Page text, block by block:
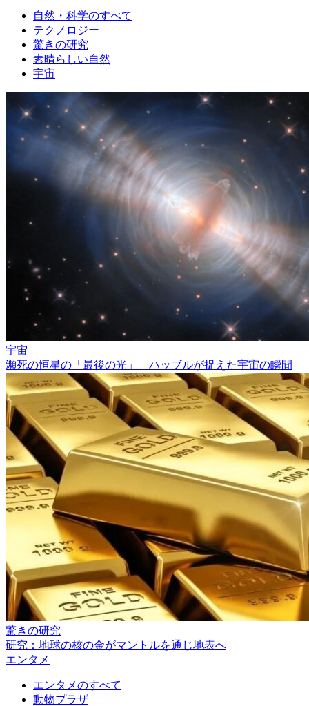
自然・科学のすべて
テクノロジー
驚きの研究
素晴らしい自然
宇宙
宇宙
瀕死の恒星の「最後の光」 ハッブルが捉えた宇宙の瞬間
驚きの研究
研究：地球の核の金がマントルを通じ地表へ
エンタメ
エンタメのすべて
動物プラザ